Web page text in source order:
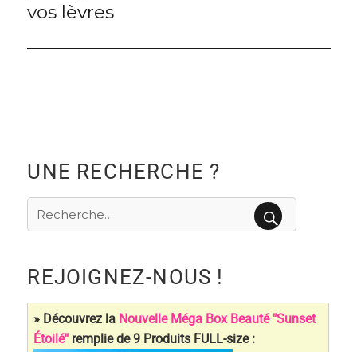
vos lèvres
UNE RECHERCHE ?
Recherche
pour
REJOIGNEZ-NOUS !
» Découvrez la Nouvelle Méga Box Beauté "Sunset
Étoilé" remplie de 9 Produits FULL-size :